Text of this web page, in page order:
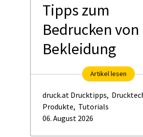
Tipps zum
Bedrucken von
Bekleidung
Artikel lesen
druck.at Drucktipps,
Produkte, Tutorials
06. August 2026